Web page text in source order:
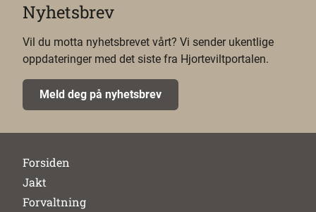
Nyhetsbrev
Vil du motta nyhetsbrevet vårt? Vi sender ukentlige
oppdateringer med det siste fra Hjorteviltportalen.
Meld deg på nyhetsbrev
Forsiden
Jakt
Forvaltning